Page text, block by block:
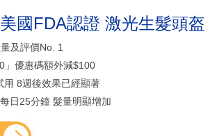
國FDA認證 激光生髮頭盔
及評價No. 1
」優惠碼額外減$100
用 8週後效果已經顯著
日25分鐘 髮量明顯增加